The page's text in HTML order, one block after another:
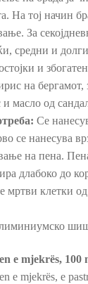
На тој начин
За
средни и
и
на
и масло од
Се
се нанесува
на пена.
длабоко до
мртви клетки
e mjekrës, 100
e mjekrës, e